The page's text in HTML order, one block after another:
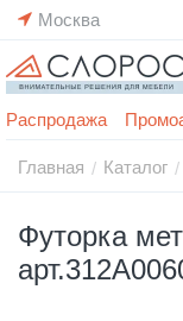
Москва
Распродажа
Главная / Каталог /
Футорка